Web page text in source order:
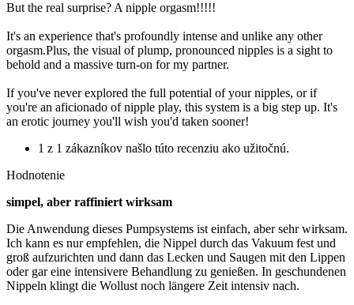
But the real surprise? A nipple orgasm!!!!!
It's an experience that's profoundly intense and unlike any other
orgasm.Plus, the visual of plump, pronounced nipples is a sight to
behold and a massive turn-on for my partner.
If you've never explored the full potential of your nipples, or if
you're an aficionado of nipple play, this system is a big step up. It's
an erotic journey you'll wish you'd taken sooner!
1 z 1 zákazníkov našlo túto recenziu ako užitočnú.
Hodnotenie
simpel, aber raffiniert wirksam
Die Anwendung dieses Pumpsystems ist einfach, aber sehr wirksam.
Ich kann es nur empfehlen, die Nippel durch das Vakuum fest und
groß aufzurichten und dann das Lecken und Saugen mit den Lippen
oder gar eine intensivere Behandlung zu genießen. In geschundenen
Nippeln klingt die Wollust noch längere Zeit intensiv nach.